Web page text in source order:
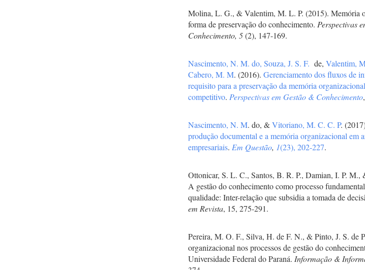
Molina, L. G., & Valentim, M. L. P. (2015). Memória
forma de preservação do conhecimento.Perspectivas
Conhecimento, 5(2), 147-169.
Nascimento, N. M. do,Souza, J. S. F. de,Valentim,
Cabero, M. M. (2016).Gerenciamento dos fluxos de
requisito para a preservação da memória
competitivo.Perspectivas em Gestão & Conhecimento
Nascimento, N. M. do, &Vitoriano, M. C. C. P.
produção documental e a memória organizacional em
empresariais.Em Questão, 1(23), 202-227.
Ottonicar, S. L. C., Santos, B. R. P., Damian, I. P. M.,
A gestão do conhecimento como processo
qualidade: Inter-relação que subsidia a tomada de
em Revista, 15, 275-291.
Pereira, M. O. F., Silva, H. de F. N., & Pinto, J. S. de
organizacional nos processos de gestão do
Universidade Federal do Paraná.Informação &